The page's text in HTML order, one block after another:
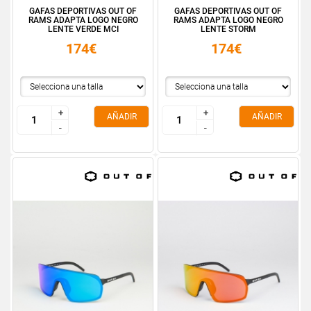
GAFAS DEPORTIVAS OUT OF
RAMS ADAPTA LOGO NEGRO
LENTE VERDE MCI
174€
+
-
+
-
AÑADIR
GAFAS DEPORTIVAS OUT OF
RAMS ADAPTA LOGO NEGRO
LENTE STORM
174€
+
-
+
-
AÑADIR